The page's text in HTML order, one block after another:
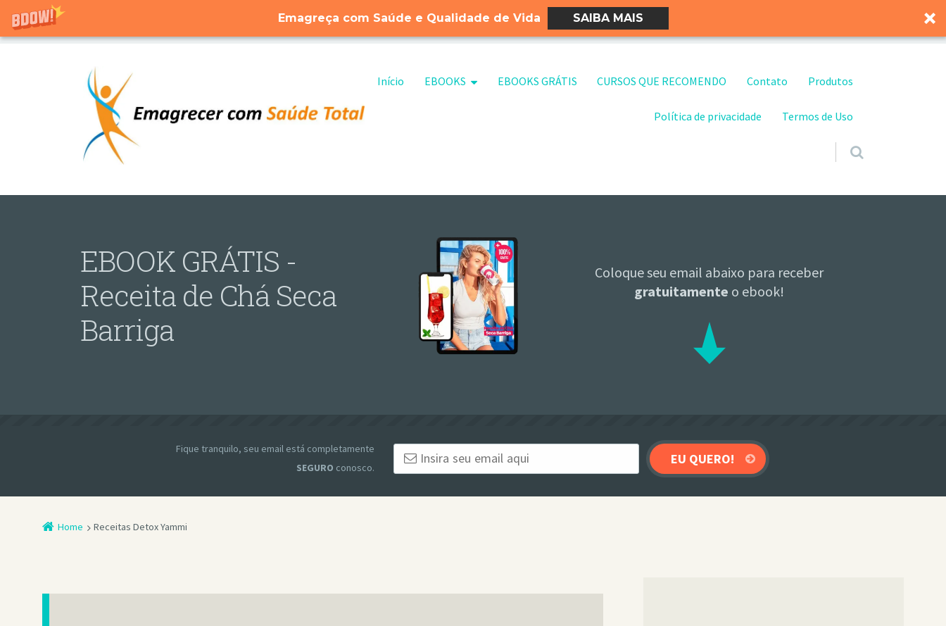
Emagreça com Saúde e Qualidade de Vida SAIBA MAIS
Pular para o conteúdo
Início EBOOKS EBOOKS GRÁTIS CURSOS QUE RECOMENDO Contato Produtos
Política de privacidade Termos de Uso
EBOOK GRÁTIS -
Receita de Chá Seca
Barriga
Coloque seu email abaixo para receber
gratuitamente o ebook!
Fique tranquilo, seu email está completamente
SEGURO conosco.
Home Receitas Detox Yammi